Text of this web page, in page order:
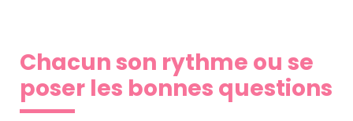
Chacun son rythme ou se
poser les bonnes questions